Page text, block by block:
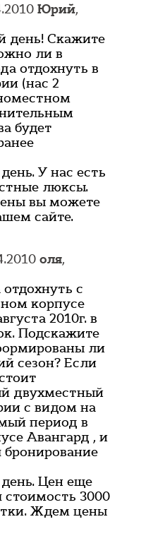
Юрий,
день! Скажите
ли в
отдохнуть в
(нас 2
будет
У нас есть
люксы.
вы можете
сайте.
оля,
с
корпусе
2010г. в
Подскажите
ли
сезон? Если
двухместный
с видом на
период в
Авангард , и
бронирование
Цен еще
стоимость 3000
Ждем цены